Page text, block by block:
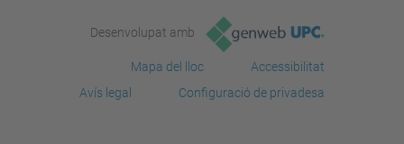
Desenvolupat amb
Mapa del lloc
Accessibilitat
Avís legal
Configuració de privadesa